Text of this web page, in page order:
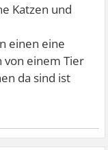
Katzen und
einen eine
von einem Tier
da sind ist